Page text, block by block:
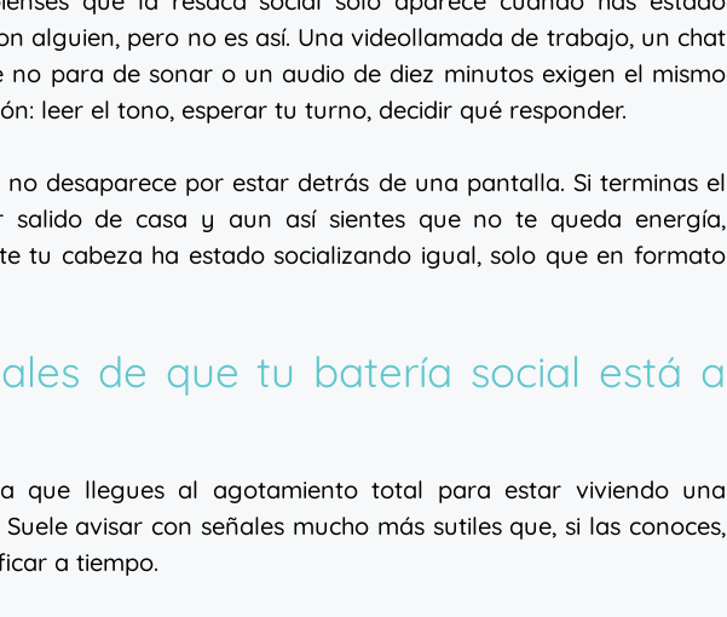
alguien, pero no es así. Una videollamada de trabajo, un chat
no para de sonar o un audio de diez minutos exigen el mismo
leer el tono, esperar tu turno, decidir qué responder.
no desaparece por estar detrás de una pantalla. Si terminas el
salido de casa y aun así sientes que no te queda energía,
tu cabeza ha estado socializando igual, solo que en formato
de que tu batería social está a
que llegues al agotamiento total para estar viviendo una
avisar con señales mucho más sutiles que, si las conoces,
a tiempo.